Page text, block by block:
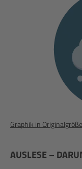
Graphik in
AUSLESE –